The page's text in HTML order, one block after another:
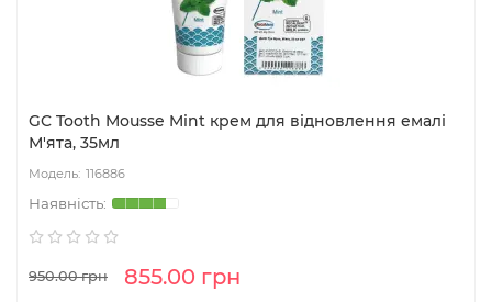
GC Tooth Mousse Mint крем для відновлення емалі
М'ята, 35мл
116886
950.00 грн 855.00 грн